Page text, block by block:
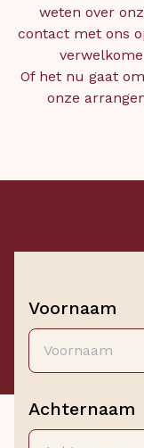
weten over
contact met ons
Of het nu gaat
onze
Voornaam
Achternaam